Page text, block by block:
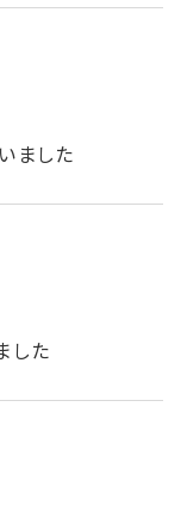
ました
した